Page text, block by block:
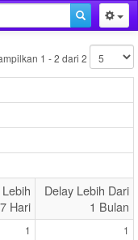
1 - 2 dari 2
Hari
Delay Lebih Dari
1 Bulan
1
1